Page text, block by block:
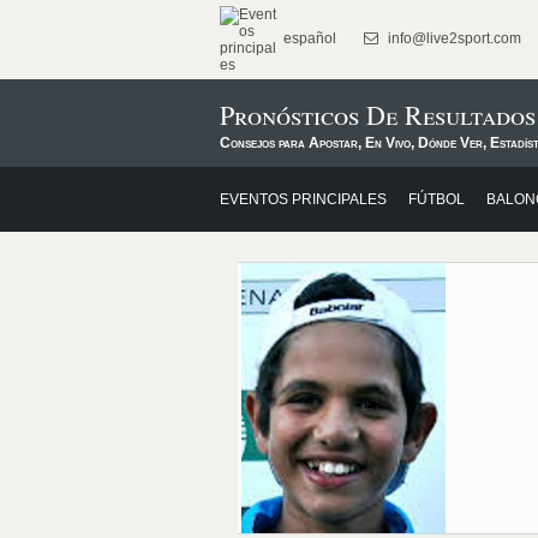
español info@live2sport.com
Pronósticos De
Consejos para Apostar, En Vivo, Dónde Ver,
EVENTOS PRINCIPALES FÚTBOL